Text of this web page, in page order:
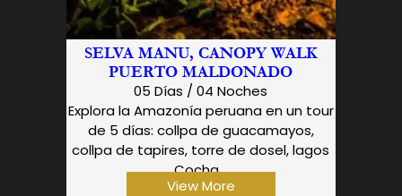
SELVA MANU, CANOPY WALK
PUERTO MALDONADO
05 Días / 04 Noches
Explora la Amazonía peruana en un tour
de 5 días: collpa de guacamayos,
collpa de tapires, torre de dosel, lagos
Cocha...
View More